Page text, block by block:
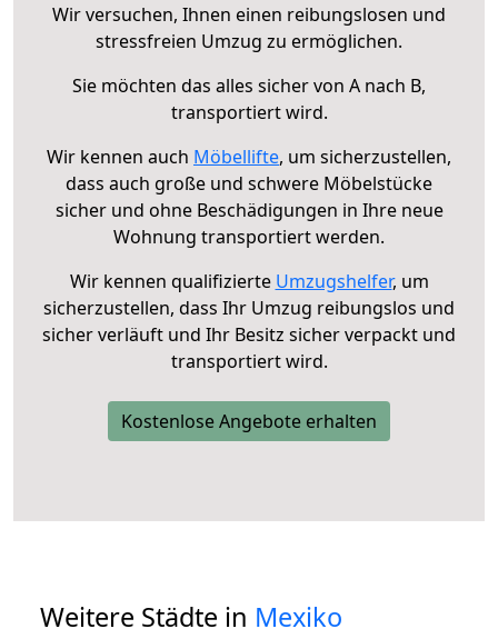
Wir versuchen, Ihnen einen reibungslosen und
stressfreien Umzug zu ermöglichen.
Sie möchten das alles sicher von A nach B,
transportiert wird.
Wir kennen auch Möbellifte, um sicherzustellen,
dass auch große und schwere Möbelstücke
sicher und ohne Beschädigungen in Ihre neue
Wohnung transportiert werden.
Wir kennen qualifizierte Umzugshelfer, um
sicherzustellen, dass Ihr Umzug reibungslos und
sicher verläuft und Ihr Besitz sicher verpackt und
transportiert wird.
Kostenlose Angebote erhalten
Weitere Städte in Mexiko